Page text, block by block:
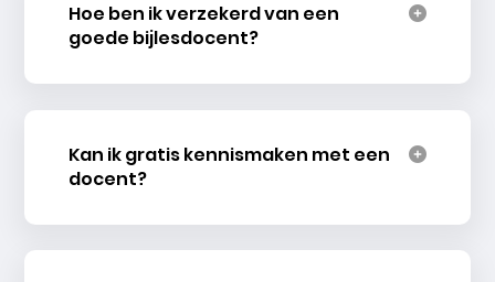
Hoe ben ik verzekerd van een
goede bijlesdocent?
Kan ik gratis kennismaken met een
docent?